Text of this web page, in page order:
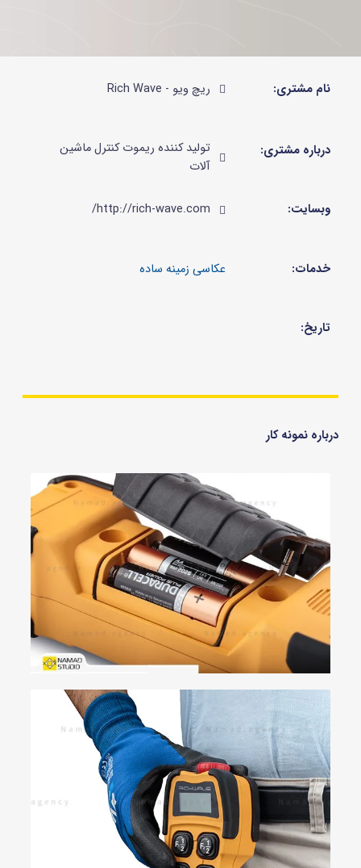
نام مشتری: ریچ ویو - Rich Wave
درباره مشتری:
تولید کننده ریموت کنترل ماشین
آلات
وبسایت: http://rich-wave.com/
خدمات:
تاریخ:
درباره نمونه کار